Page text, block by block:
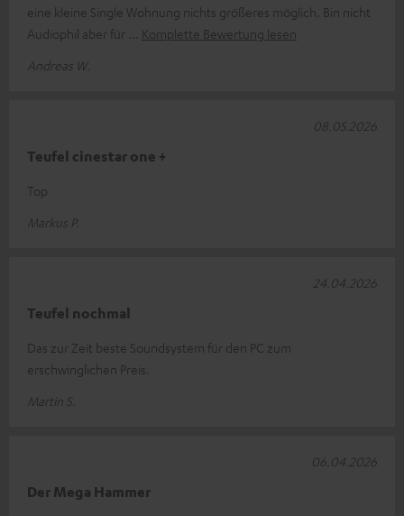
eine kleine Single Wohnung nichts größeres möglich. Bin nicht
Audiophil aber für
Komplette Bewertung lesen
Andreas W.
Teufel cinestar one +
Top
Markus P.
08.05.2026
Teufel nochmal
Das zur Zeit beste Soundsystem für den PC zum
erschwinglichen Preis.
Martin S.
24.04.2026
Der Mega Hammer
06.04.2026